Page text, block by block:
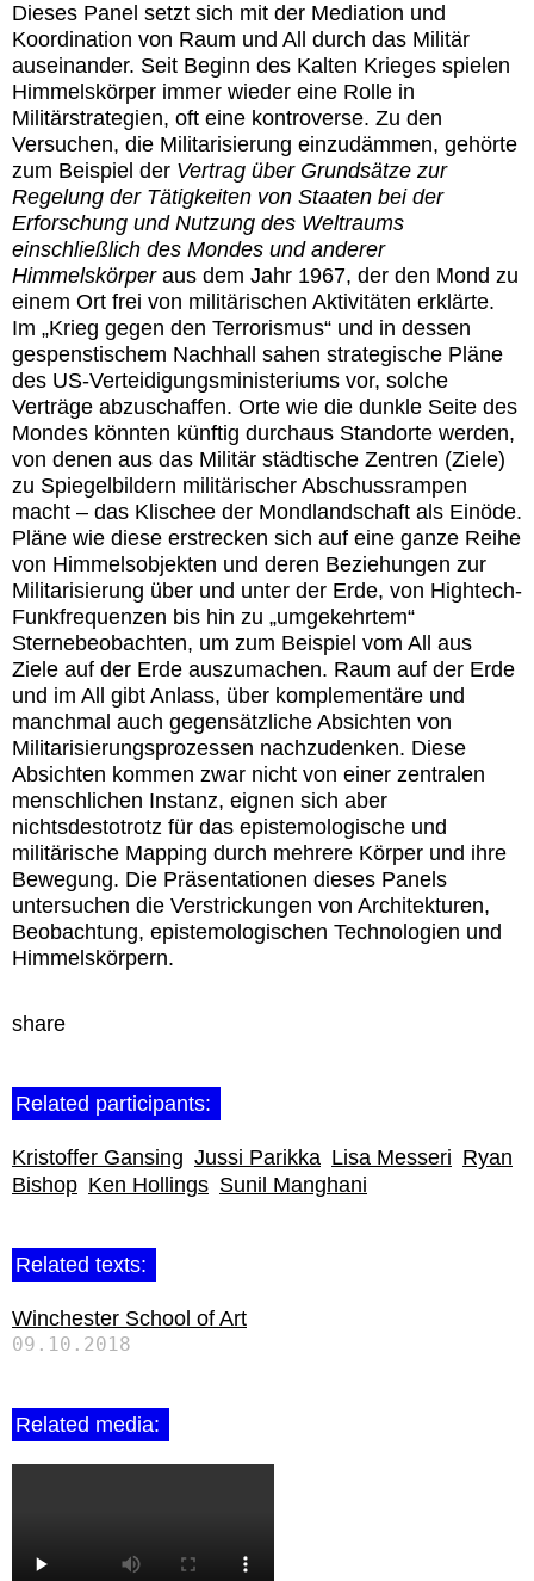
Dieses Panel setzt sich mit der Mediation und
Koordination von Raum und All durch das Militär
auseinander. Seit Beginn des Kalten Krieges spielen
Himmelskörper immer wieder eine Rolle in
Militärstrategien, oft eine kontroverse. Zu den
Versuchen, die Militarisierung einzudämmen, gehörte
zum Beispiel der Vertrag über Grundsätze zur
Regelung der Tätigkeiten von Staaten bei der
Erforschung und Nutzung des Weltraums
einschließlich des Mondes und anderer
Himmelskörperaus dem Jahr 1967, der den Mond zu
einem Ort frei von militärischen Aktivitäten erklärte.
Im „Krieg gegen den Terrorismus“ und in dessen
gespenstischem Nachhall sahen strategische Pläne
des US-Verteidigungsministeriums vor, solche
Verträge abzuschaffen. Orte wie die dunkle Seite des
Mondes könnten künftig durchaus Standorte werden,
von denen aus das Militär städtische Zentren (Ziele)
zu Spiegelbildern militärischer Abschussrampen
macht – das Klischee der Mondlandschaft als Einöde.
Pläne wie diese erstrecken sich auf eine ganze Reihe
von Himmelsobjekten und deren Beziehungen zur
Militarisierung über und unter der Erde, von Hightech-
Funkfrequenzen bis hin zu „umgekehrtem“
Sternebeobachten, um zum Beispiel vom All aus
Ziele auf der Erde auszumachen. Raum auf der Erde
und im All gibt Anlass, über komplementäre und
manchmal auch gegensätzliche Absichten von
Militarisierungsprozessen nachzudenken. Diese
Absichten kommen zwar nicht von einer zentralen
menschlichen Instanz, eignen sich aber
nichtsdestotrotz für das epistemologische und
militärische Mapping durch mehrere Körper und ihre
Bewegung. Die Präsentationen dieses Panels
untersuchen die Verstrickungen von Architekturen,
Beobachtung, epistemologischen Technologien und
Himmelskörpern.
share
Related participants:
Kristoffer Gansing Jussi Parikka Lisa Messeri Ryan
Bishop Ken Hollings Sunil Manghani
Related texts:
Winchester School of Art
09.10.2018
Related media: